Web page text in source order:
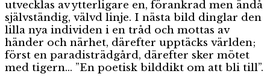
utvecklas av ytterligare en, förankrad men ändå
självständig, välvd linje. I nästa bild dinglar den
lilla nya individen i en tråd och mottas av
händer och närhet, därefter upptäcks världen;
först en paradisträdgård, därefter sker mötet
med tigern… ”En poetisk bilddikt om att bli till”.